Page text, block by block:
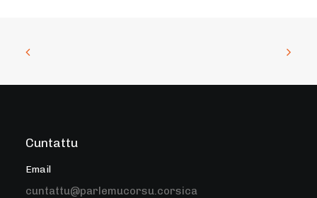
Cuntattu
Email
cuntattu@parlemucorsu.corsica